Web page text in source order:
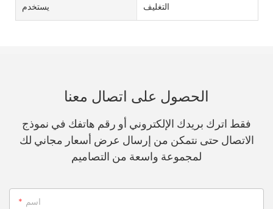
يستخدم التغليف
الحصول على اتصال معنا
فقط اترك بريدك الإلكتروني أو رقم هاتفك في نموذج
الاتصال حتى نتمكن من إرسال عرض أسعار مجاني لك
لمجموعة واسعة من التصاميم
اسم